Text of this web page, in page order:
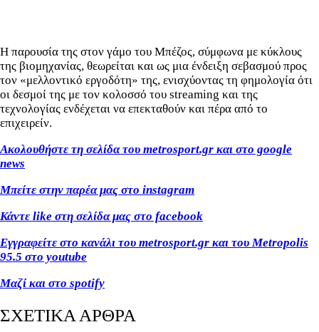
Η παρουσία της στον γάμο του Μπέζος, σύμφωνα με κύκλους
της βιομηχανίας, θεωρείται και ως μια ένδειξη σεβασμού προς
τον «μελλοντικό εργοδότη» της, ενισχύοντας τη φημολογία ότι
οι δεσμοί της με τον κολοσσό του streaming και της
τεχνολογίας ενδέχεται να επεκταθούν και πέρα από το
επιχειρείν.
Ακολουθήστε τη σελίδα του metrosport.gr και στο google
news
Μπείτε στην παρέα μας στο instagram
Κάντε like στη σελίδα μας στο facebook
Εγγραφείτε στο κανάλι του metrosport.gr και του Metropolis
95.5 στο youtube
Μαζί και στο spotify
ΣΧΕΤΙΚΑ ΑΡΘΡΑ